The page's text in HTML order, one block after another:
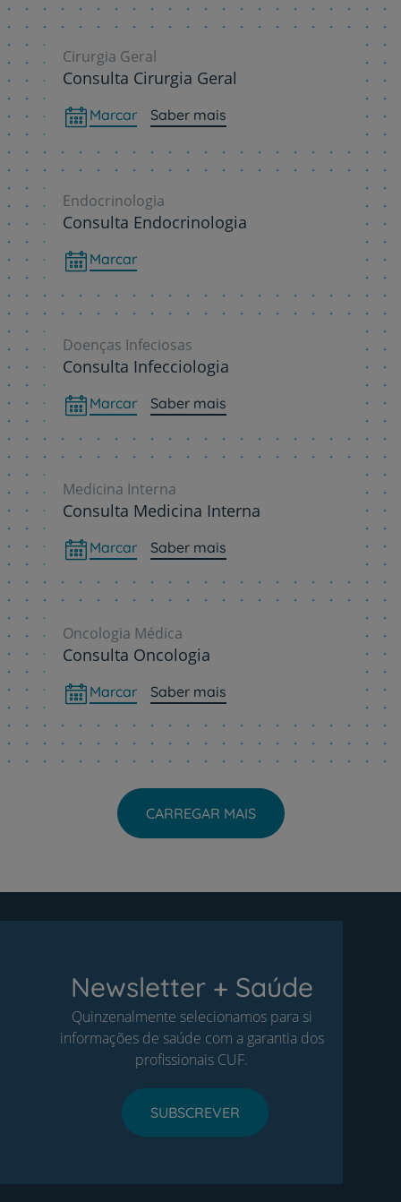
Cirurgia Geral
Consulta Cirurgia Geral
Marcar Saber mais
Endocrinologia
Consulta Endocrinologia
Marcar
Doenças Infeciosas
Consulta Infecciologia
Marcar Saber mais
Medicina Interna
Consulta Medicina Interna
Marcar Saber mais
Oncologia Médica
Consulta Oncologia
Marcar Saber mais
CARREGAR MAIS
Newsletter + Saúde
Quinzenalmente selecionamos para si
informações de saúde com a garantia dos
profissionais CUF.
SUBSCREVER